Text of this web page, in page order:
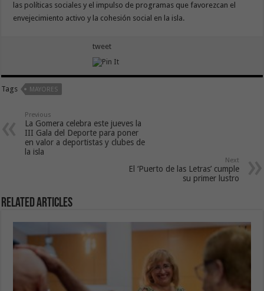
las políticas sociales y el impulso de programas que favorezcan el
envejecimiento activo y la cohesión social en la isla.
tweet
Tags MAYORES
Previous
La Gomera celebra este jueves la
III Gala del Deporte para poner
en valor a deportistas y clubes de
la isla
Next
El ‘Puerto de las Letras’ cumple
su primer lustro
Related Articles